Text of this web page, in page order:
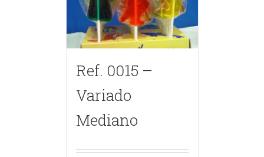
Ref. 0015 –
Variado
Mediano